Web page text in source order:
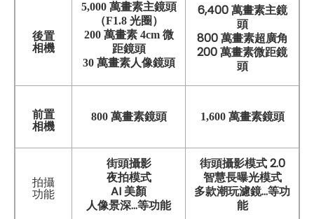
後置
相機
5,000 萬畫素主鏡頭
（F1.8 光圈）
200 萬畫素 4cm 微
距鏡頭
30 萬畫素人像鏡頭
6,400 萬畫素主鏡
頭
800 萬畫素超廣角
200 萬畫素微距鏡
頭
前置
相機
800 萬畫素鏡頭 1,600 萬畫素鏡頭
拍攝
功能
街頭攝影
夜拍模式
AI 美顏
人像景深...等功能
街頭攝影模式 2.0
智慧長曝光模式
多款潮玩濾鏡...等功
能